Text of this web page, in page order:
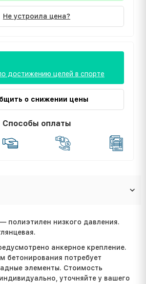
Не устроила цена?
достижению целей в спорте
о снижении цены
Способы оплаты
полиэтилен низкого давления.
анкерное крепление.
бетонирования потребует
элементы. Стоимость
уточняйте у вашего